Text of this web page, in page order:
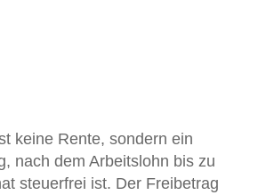
keine Rente, sondern ein
nach dem Arbeitslohn bis zu
steuerfrei ist. Der Freibetrag